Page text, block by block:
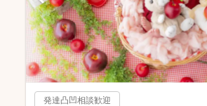
発達凸凹相談歓迎